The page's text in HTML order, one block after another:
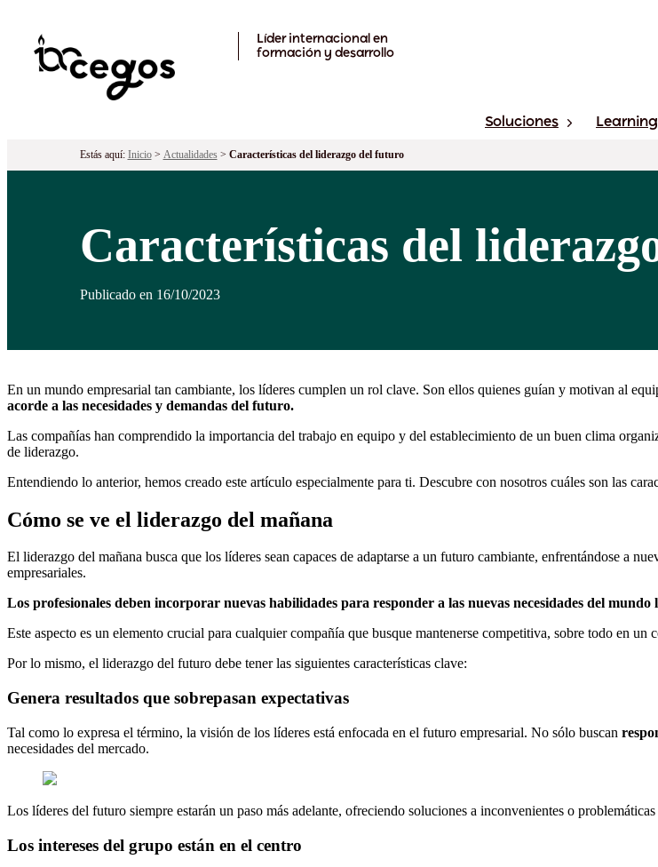
Líder internacional en
formación y desarrollo
Soluciones
Estás aquí: Inicio> Actualidades> Características del liderazgo del futuro
Características del
Publicado en 16/10/2023
En un mundo empresarial tan cambiante, los líderes cumplen un rol clave. Son ellos quienes guían y motivan al
acorde a las necesidades y demandas del futuro.
Las compañías han comprendido la importancia del trabajo en equipo y del establecimiento de un buen clima
de liderazgo.
Entendiendo lo anterior, hemos creado este artículo especialmente para ti. Descubre con nosotros cuáles son las
Cómo se ve el liderazgo del mañana
El liderazgo del mañana busca que los líderes sean capaces de adaptarse a un futuro cambiante, enfrentándose a
empresariales.
Los profesionales deben incorporar nuevas habilidades para responder a las nuevas necesidades del mundo
Este aspecto es un elemento crucial para cualquier compañía que busque mantenerse competitiva, sobre todo en un
Por lo mismo, el liderazgo del futuro debe tener las siguientes características clave:
Genera resultados que sobrepasan expectativas
Tal como lo expresa el término, la visión de los líderes está enfocada en el futuro empresarial. No sólo buscan
necesidades del mercado.
Los líderes del futuro siempre estarán un paso más adelante, ofreciendo soluciones a inconvenientes o
Los intereses del grupo están en el centro